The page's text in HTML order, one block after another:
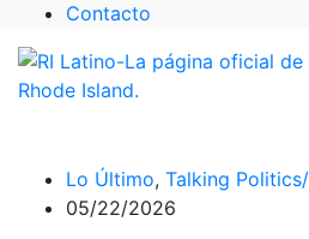
Contacto
Lo Último, Talking
05/22/2026